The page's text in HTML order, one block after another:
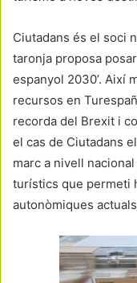
Ciutadans és el soci
taronja proposa
espanyol 2030’. Així
recursos en
recorda del Brexit i
el cas de Ciutadans
marc a nivell
turístics que permeti
autonòmiques